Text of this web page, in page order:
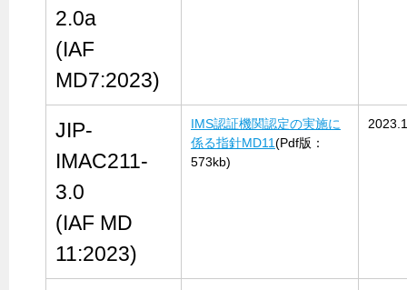
2.0a
(IAF
MD7:2023)
JIP-
IMAC211-
3.0
(IAF MD
11:2023)
IMS認証機関認定の実施に
係る指針MD11(Pdf版：
573kb)